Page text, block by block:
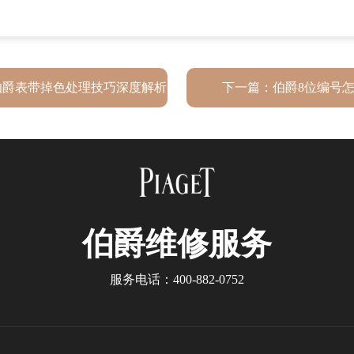
表带掉色处理技巧深度解析 下一篇：伯爵8位编号
伯爵维修服务
服务电话： 400-882-0752